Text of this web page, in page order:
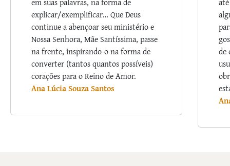
explicar/exemplificar… Que Deus
continue a abençoar seu ministério e
Nossa Senhora, Mãe Santíssima, passe
na frente, inspirando-o na forma de
converter (tantos quantos possíveis)
corações para o Reino de Amor.
Ana Lúcia Souza Santos
de